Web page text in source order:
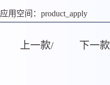
应用空间：product_apply
上一款/ 下一款